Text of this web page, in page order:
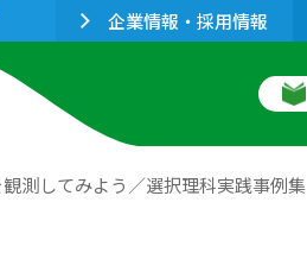
企業情報・採用情報
測してみよう／選択理科実践事例集